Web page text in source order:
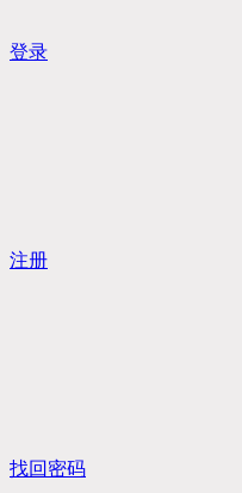
登录
注册
找回密码